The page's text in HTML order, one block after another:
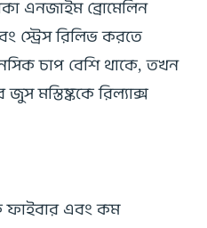
এনজাইম ব্রোমেলিন
স্ট্রেস রিলিভ করতে
চাপ বেশি থাকে, তখন
মস্তিষ্ককে রিল্যাক্স
ফাইবার এবং কম